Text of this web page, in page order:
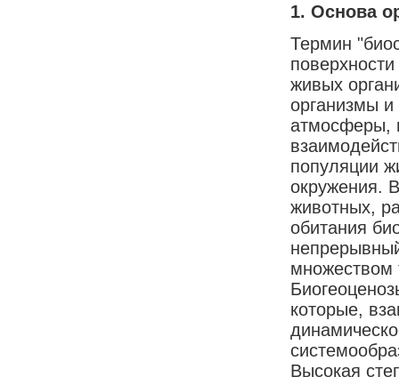
1. Основа
Термин
живых
организмы
атмосферы,
популяции
окружения.
животных,
обитания
множеством
которые,
Высокая